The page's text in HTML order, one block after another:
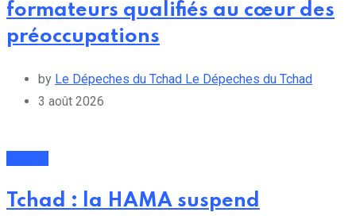
formateurs qualifiés au cœur des
préoccupations
by Le Dépeches du Tchad Le Dépeches du Tchad
3 août 2026
Tchad : la HAMA suspend